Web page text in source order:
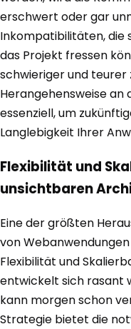
erschwert oder gar
Inkompatibilitäten, die
das Projekt fressen
schwieriger und teurer
Herangehensweise an
essenziell, um
Langlebigkeit Ihrer
Flexibilität und
unsichtbaren
Eine der größten
von
Flexibilität und
entwickelt sich rasant
kann morgen schon
Strategie bietet die